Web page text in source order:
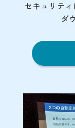
セキュリテ
ダ